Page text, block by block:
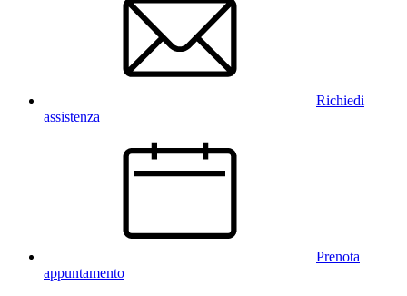
Richiedi
assistenza
Prenota
appuntamento